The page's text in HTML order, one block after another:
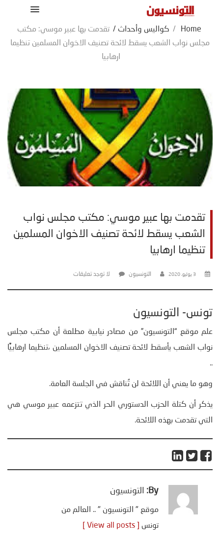
Home
/ كواليس وأحداث / تقدمت بها عبير موسي: مكتب
مجلس نواب الشعب يسقط لائحة تصنيف الاخوان المسلمين تنظيما
ارهابيا
تقدمت بها عبير موسي: مكتب مجلس نواب
الشعب يسقط لائحة تصنيف الاخوان المسلمين
تنظيما ارهابيا
3 يوليو، 2020 التونسيون لا توجد تعليقات
تونس- التونسيون
علم موقع “التونسيون” من مصادر نيابية مطلعة أن مكتب مجلس
نواب الشعب يأسقط لائحة تصنيف الاخوان المسلمين ،تنظيما ارهابيًّا
..
وهو ما يعني أن اللائحة لن تُناقش في الجلسة العامة.
يذكر أن كتلة الحزب الدستوري الحر الذي تتزعمه عبير موسي هي
التي تقدمت بهذه اللائحة.
By: التونسيون
موقع " التونسيون " .. العالم من
تونس